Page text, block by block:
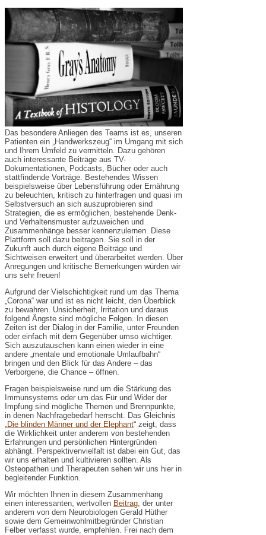
Das besondere Anliegen des Teams ist es, unseren
Patienten ein „Handwerkszeug“ im Umgang mit sich
und Ihrem Umfeld zu vermitteln. Dazu gehören
auch interessante Beiträge aus TV-
Dokumentationen, Podcasts, Bücher oder auch
stattfindende Vorträge. Bestehendes Wissen
beispielsweise über Lebensführung oder Ernährung
zu beleuchten, kritisch zu hinterfragen und quasi im
Selbstversuch an sich auszuprobieren sind
Strategien, die es ermöglichen, bestehende Denk-
und Verhaltensmuster aufzuweichen und
Zusammenhänge besser kennenzulernen. Diese
Plattform soll dazu beitragen. Sie soll in der
Zukunft auch durch eigene Beiträge und
Sichtweisen erweitert und überarbeitet werden. Über
Anregungen und kritische Bemerkungen würden wir
uns sehr freuen!
Aufgrund der Vielschichtigkeit rund um das Thema
„Corona“ war und ist es nicht leicht, den Überblick
zu bewahren. Unsicherheit, Irritation und daraus
folgend Ängste sind mögliche Folgen. In diesen
Zeiten ist der Dialog in der Familie, unter Freunden
oder einfach mit dem Gegenüber umso wichtiger.
Sich auszutauschen kann einen wieder in eine
andere „mentale und emotionale Umlaufbahn“
bringen und den Blick für das Andere – das
Verborgene, die Chance – öffnen.
Fragen beispielsweise rund um die Stärkung des
Immunsystems oder um das Für und Wider der
Impfung sind mögliche Themen und Brennpunkte,
in denen Nachfragebedarf herrscht. Das Gleichnis
„Die blinden Männer und der Elephant“ zeigt, dass
die Wirklichkeit unter anderem von bestehenden
Erfahrungen und persönlichen Hintergründen
abhängt. Perspektivenvielfalt ist dabei ein Gut, das
wir uns erhalten und kultivieren sollten. Als
Osteopathen und Therapeuten sehen wir uns hier in
begleitender Funktion.
Wir möchten Ihnen in diesem Zusammenhang
einen interessanten, wertvollen Beitrag, der unter
anderem von dem Neurobiologen Gerald Hüther
sowie dem Gemeinwohlmitbegründer Christian
Felber verfasst wurde, empfehlen. Frei nach dem